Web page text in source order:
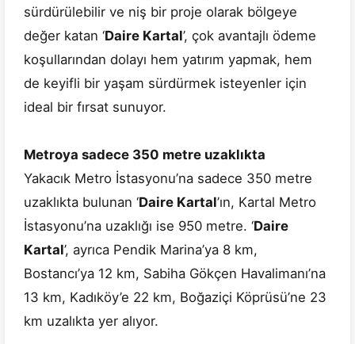
sürdürülebilir ve niş bir proje olarak bölgeye
değer katan ‘Daire Kartal’, çok avantajlı ödeme
koşullarından dolayı hem yatırım yapmak, hem
de keyifli bir yaşam sürdürmek isteyenler için
ideal bir fırsat sunuyor.
Metroya sadece 350 metre uzaklıkta
Yakacık Metro İstasyonu’na sadece 350 metre
uzaklıkta bulunan ‘Daire Kartal’ın, Kartal Metro
İstasyonu’na uzaklığı ise 950 metre. ‘Daire
Kartal’, ayrıca Pendik Marina’ya 8 km,
Bostancı’ya 12 km, Sabiha Gökçen Havalimanı’na
13 km, Kadıköy’e 22 km, Boğaziçi Köprüsü’ne 23
km uzalıkta yer alıyor.